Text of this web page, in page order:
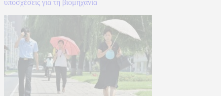
υποσχέσεις για τη βιομηχανία